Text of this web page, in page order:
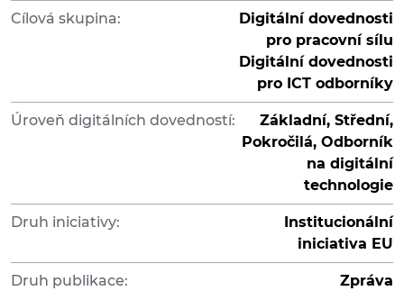
Cílová skupina:
Digitální dovednosti
pro pracovní sílu
Digitální dovednosti
pro ICT odborníky
Úroveň digitálních dovedností:
Základní, Střední,
Pokročilá, Odborník
na digitální
technologie
Druh iniciativy:
Institucionální
iniciativa EU
Druh publikace: Zpráva